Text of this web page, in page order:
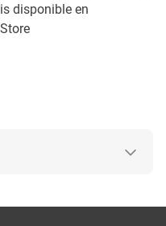
disponible en